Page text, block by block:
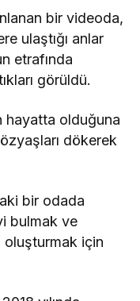
bir videoda,
ulaştığı anlar
etrafında
görüldü.
hayatta olduğuna
dökerek
bir odada
bulmak ve
oluşturmak için